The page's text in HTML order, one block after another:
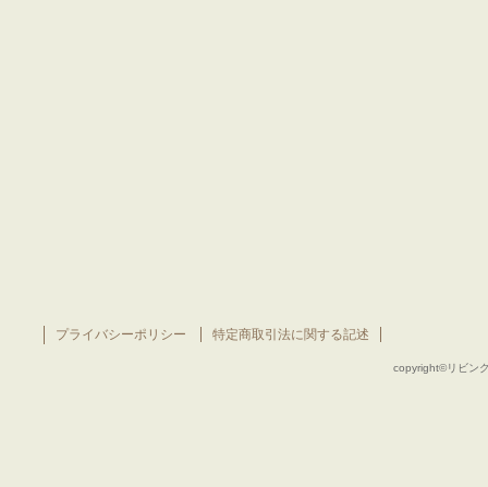
copyright©リビン
プライバシーポリシー 特定商取引法に関する記述